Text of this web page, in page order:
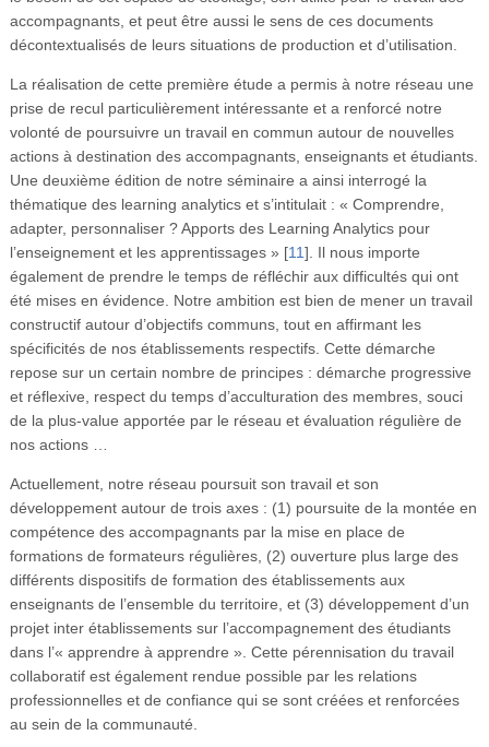
accompagnants, et peut être aussi le sens de ces documents
décontextualisés de leurs situations de production et d’utilisation.
La réalisation de cette première étude a permis à notre réseau une
prise de recul particulièrement intéressante et a renforcé notre
volonté de poursuivre un travail en commun autour de nouvelles
actions à destination des accompagnants, enseignants et étudiants.
Une deuxième édition de notre séminaire a ainsi interrogé la
thématique des learning analytics et s’intitulait : « Comprendre,
adapter, personnaliser ? Apports des Learning Analytics pour
l’enseignement et les apprentissages » [11] . Il nous importe
également de prendre le temps de réfléchir aux difficultés qui ont
été mises en évidence. Notre ambition est bien de mener un travail
constructif autour d’objectifs communs, tout en affirmant les
spécificités de nos établissements respectifs. Cette démarche
repose sur un certain nombre de principes : démarche progressive
et réflexive, respect du temps d’acculturation des membres, souci
de la plus-value apportée par le réseau et évaluation régulière de
nos actions …
Actuellement, notre réseau poursuit son travail et son
développement autour de trois axes : (1) poursuite de la montée en
compétence des accompagnants par la mise en place de
formations de formateurs régulières, (2) ouverture plus large des
différents dispositifs de formation des établissements aux
enseignants de l’ensemble du territoire, et (3) développement d’un
projet inter établissements sur l’accompagnement des étudiants
dans l’« apprendre à apprendre ». Cette pérennisation du travail
collaboratif est également rendue possible par les relations
professionnelles et de confiance qui se sont créées et renforcées
au sein de la communauté.